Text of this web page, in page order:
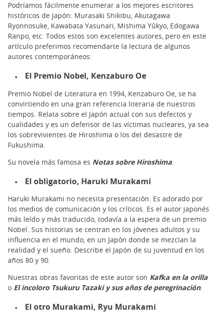
Podríamos fácilmente enumerar a los mejores escritores
históricos de Japón: Murasaki Shikibu, Akutagawa
Ryonnosuke, Kawabata Yasunari, Mishima Yûkyo, Edogawa
Ranpo, etc. Todos estos son excelentes autores, pero en este
artículo preferimos recomendarte la lectura de algunos
autores contemporáneos:
El Premio Nobel, Kenzaburo Oe
Premio Nobel de Literatura en 1994, Kenzaburo Oe, se ha
convirtiendo en una gran referencia literaria de nuestros
tiempos. Relata sobre el Japón actual con sus defectos y
cualidades y es un defensor de las víctimas nucleares, ya sea
los sobrevivientes de Hiroshima o los del desastre de
Fukushima.
Su novela más famosa es Notas sobre Hiroshima
El obligatorio, Haruki Murakami
Haruki Murakami no necesita presentación. Es adorado por
los medios de comunicación y los críticos. Es el autor japonés
más leído y más traducido, todavía a la espera de un premio
Nobel. Sus historias se centran en los jóvenes adultos y su
influencia en el mundo, en un Japón donde se mezclan la
realidad y el sueño. Describe el Japón de su juventud en los
años 80 y 90.
Nuestras obras favoritas de este autor son Kafka en la orilla
o El incoloro Tsukuru Tazaki y sus años de peregrinación.
El otro Murakami, Ryu Murakami